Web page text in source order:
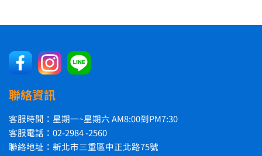
聯絡資訊
客服時間：星期一~星期六 AM8:00到PM7:30
客服電話：02-2984 -2560
聯絡地址：新北市三重區中正北路75號